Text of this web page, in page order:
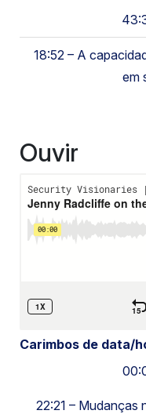
18:52 – A
em
Ouvir
Carimbos de data/
22:21 – Mudanças